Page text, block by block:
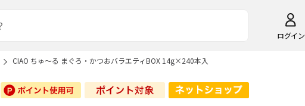
ログイン
CIAO ちゅ～る まぐろ・かつおバラエティBOX 14g×240本入